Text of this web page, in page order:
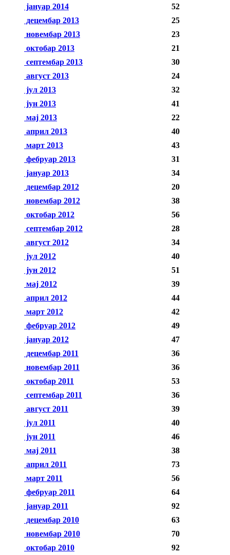
јануар 2014
52
децембар 2013
25
новембар 2013
23
октобар 2013
21
септембар 2013
30
август 2013
24
јул 2013
32
јун 2013
41
мај 2013
22
април 2013
40
март 2013
43
фебруар 2013
31
јануар 2013
34
децембар 2012
20
новембар 2012
38
октобар 2012
56
септембар 2012
28
август 2012
34
јул 2012
40
јун 2012
51
мај 2012
39
април 2012
44
март 2012
42
фебруар 2012
49
јануар 2012
47
децембар 2011
36
новембар 2011
36
октобар 2011
53
септембар 2011
36
август 2011
39
јул 2011
40
јун 2011
46
мај 2011
38
април 2011
73
март 2011
56
фебруар 2011
64
јануар 2011
92
децембар 2010
63
новембар 2010
70
октобар 2010
92